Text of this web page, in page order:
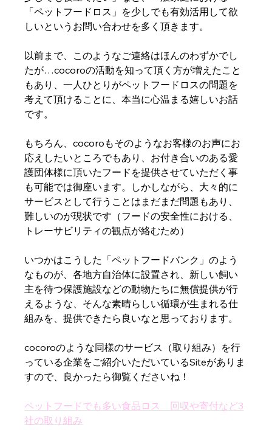
「ペットフードロス」を少しでも有効活用して欲
しいというお問い合わせを多く頂きます。
以前まで、このようなご連絡はほんのわずかでし
たが…cocoroの活動を知って頂く方が増えたこと
もあり、一人ひとりがペットフードロスの問題を
考えて頂けることに、本当に心温まる嬉しいお話
です。
もちろん、cocoroもそのようなお客様のお声にお
応えしたいところでもあり、お付き合いのある愛
護団体様に頂いたフードを提供させていただく事
も可能では御座います。しかしながら、大々的に
サービスとして行うことはまだまだ問題もあり、
難しいのが現状です（フードの安全性における、
トレーサビリティの観点が絡むため）
いつかはこうした「ペットフードバンク」のよう
なものが、各地方自治体に設置され、新しい飼い
主を待つ保護施設などの動物たちに無償提供が行
えるような、そんな素晴らしい循環が生まれる仕
組みを、提供できたら良いなと思っております。
cocoroのような同様のサービス（取り組み）を行
っている企業をご紹介いただいているSiteがありま
すので、良かったら御覧くださいね！
ペットフードでも多い食品ロス　回収や寄付など3
社の取り組み